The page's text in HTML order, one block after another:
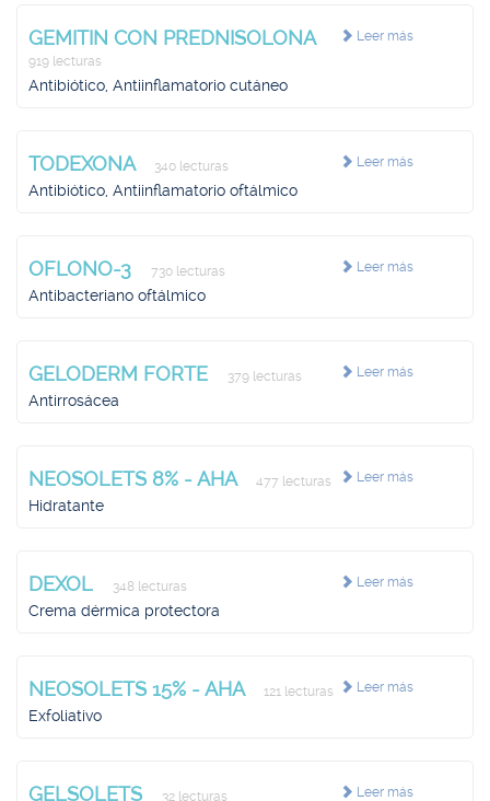
Leer más
GEMITIN CON PREDNISOLONA
919 lecturas
Antibiótico, Antiinflamatorio cutáneo
Leer más
TODEXONA 340 lecturas
Antibiótico, Antiinflamatorio oftálmico
Leer más
OFLONO-3 730 lecturas
Antibacteriano oftálmico
Leer más
GELODERM FORTE 379 lecturas
Antirrosácea
Leer más
NEOSOLETS 8% - AHA 477 lecturas
Hidratante
Leer más
DEXOL 348 lecturas
Crema dérmica protectora
Leer más
NEOSOLETS 15% - AHA 121 lecturas
Exfoliativo
Leer más
GELSOLETS 32 lecturas